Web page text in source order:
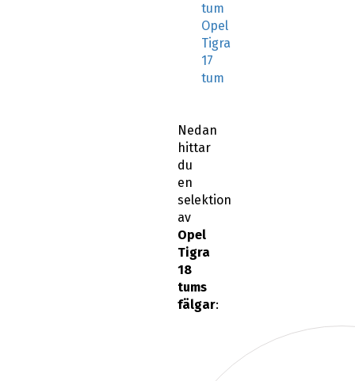
tum
Opel
Tigra
17
tum
Nedan
hittar
du
en
selektion
av
Opel
Tigra
18
tums
fälgar: